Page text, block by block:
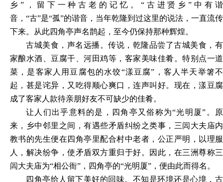
乡”，留下一种古老的记忆。“古进贤乡”中有谐
音，“古”是“孤”的谐音，当年乾隆到过这里的说法，一直流传
下来。从此四角亭声名鹊起，至今仍保持那种辉煌。
古城美食，声名远播。传说，乾隆品尝了古城美食，有
家酿水酒、豆腐干、河田鸡等，客家美味佳肴。特别点一道
菜，是客家人用豆腐包的水饺“漾豆腐”，客人半天举箸不
起，甚是诧异，又吃得顺心爽口，连声叫好。现在，漾豆腐
成了客家人款待亲朋好友不可缺少的佳肴。
让人们出乎意料的是，四角亭又俗称为“光明厦”。原
来，乡中邻里之间，有遇些矛盾纠纷之类事，三闾大夫庙内
教书的先生便在四角亭里配合村中老者，公正严明，以理服
人，解决纷争，使矛盾双方重归于好。因此，在三洲尊称三
闾大夫庙为“相公衙”，四角亭的“光明厦”，便由此而得名。
四角亭给人留下美好的回味。不知是环境还是心境，古